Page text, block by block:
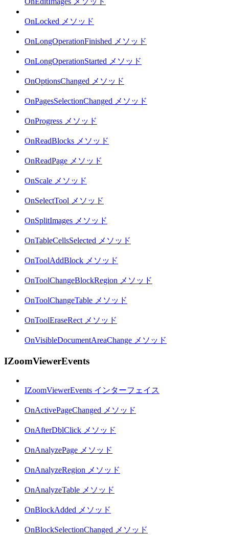
OnLocked メソッド
OnLongOperationFinished メソッド
OnLongOperationStarted メソッド
OnOptionsChanged メソッド
OnPagesSelectionChanged メソッド
OnProgress メソッド
OnReadBlocks メソッド
OnReadPage メソッド
OnScale メソッド
OnSelectTool メソッド
OnSplitImages メソッド
OnTableCellsSelected メソッド
OnToolAddBlock メソッド
OnToolChangeBlockRegion メソッド
OnToolChangeTable メソッド
OnToolEraseRect メソッド
OnVisibleDocumentAreaChange メソッド
IZoomViewerEvents
IZoomViewerEvents インターフェイス
OnActivePageChanged メソッド
OnAfterDblClick メソッド
OnAnalyzePage メソッド
OnAnalyzeRegion メソッド
OnAnalyzeTable メソッド
OnBlockAdded メソッド
OnBlockSelectionChanged メソッド